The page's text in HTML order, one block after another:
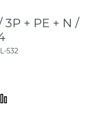
+ PE + N /
532